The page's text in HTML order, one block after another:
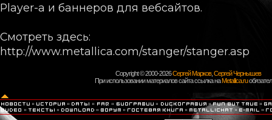
Player-а и баннеров для вебсайтов.
Смотреть здесь:
http://www.metallica.com/stanger/stanger.asp
Copyright © 2000-2026Сергей Марков, Сергей Чернышев
При использовании материалов сайта ссылка наMetallica.ru